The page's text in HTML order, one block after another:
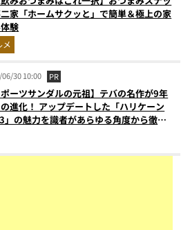
家「ホームサクッと」で簡単＆極上の家
験
メ
30 10:00 PR
ポーツサンダルの元祖】テバの名作が9年
進化！ アップデートした「ハリケーン
」の魅力を識者があらゆる角度から徹底